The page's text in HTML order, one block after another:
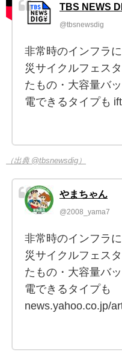
TBS NEWS
@tbsnewsdig
非常時のインフラ
災サイクルフェス
たもの・大容量バ
電できるタイプも
（出典 @tbsnewsdig）
やまちゃん
@2008_yama7
非常時のインフラ
災サイクルフェス
たもの・大容量バ
電できるタイプも
news.yahoo.co.jp/